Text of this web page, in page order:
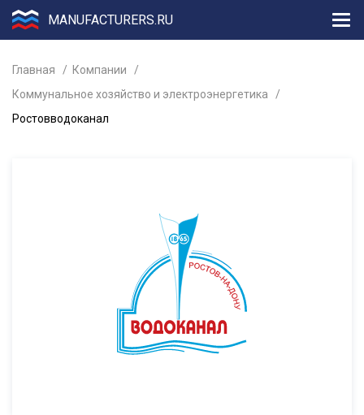
MANUFACTURERS.RU
Главная
Компании
Коммунальное хозяйство и электроэнергетика
Ростовводоканал